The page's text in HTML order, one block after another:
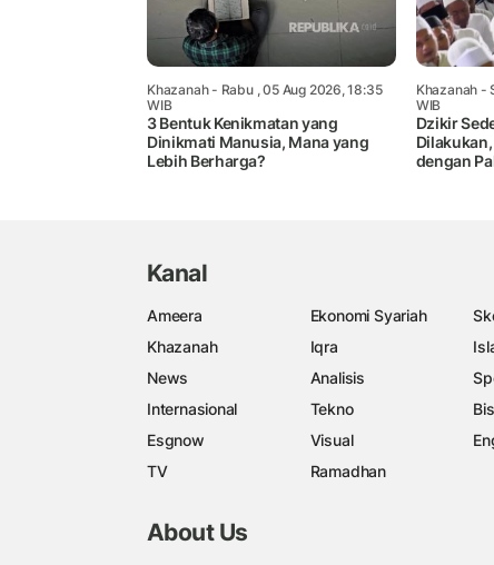
Khazanah- Rabu , 05 Aug 2026, 18:35
WIB
3 Bentuk Kenikmatan yang
Dinikmati Manusia, Mana yang
Lebih Berharga?
Khazanah -
WIB
Dzikir
dengan
Kanal
Ameera Ekonomi Syariah
Khazanah
Iqra
News
Analisis
Internasional
Tekno
Esgnow
Visual
TV
Ramadhan
About Us